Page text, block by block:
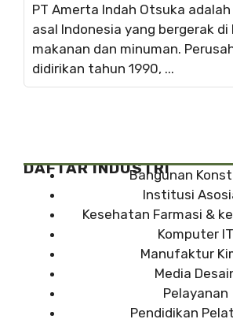
PT Amerta Indah Otsuka
asal Indonesia yang bergerak di
makanan dan minuman.
didirikan tahun 1990, ...
DAFTAR INDUSTRI
Bangunan
Institusi
Kesehatan Farmasi &
Komputer IT
Manufaktur
Media
Pelayanan
Pendidikan